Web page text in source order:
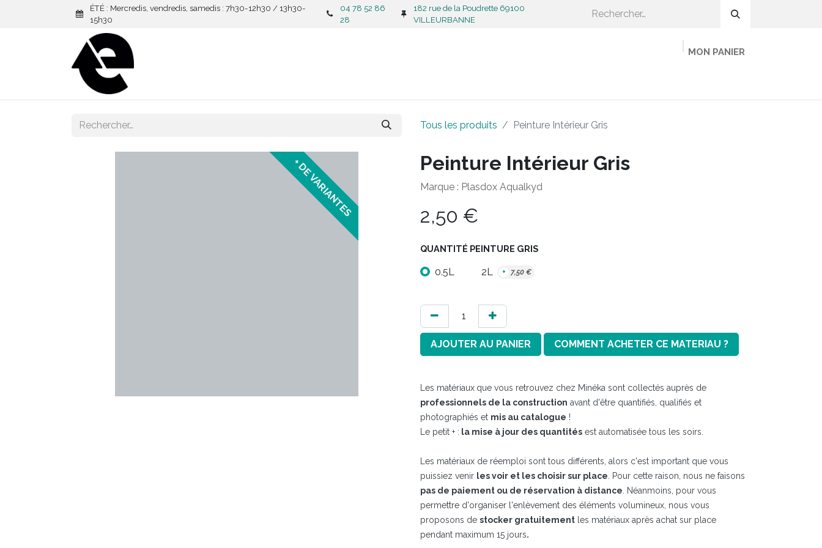
ÉTÉ : Mercredis, vendredis, samedis : 7h30-12h30 / 13h30-
15h30
04 78 52 86
28
182 rue de la Poudrette 69100
VILLEURBANNE
MON PANIER
Tous les produits Peinture Intérieur Gris
+ DE VARIANTES Peinture Intérieur Gris
Marque : Plasdox Aqualkyd
2,50 €
QUANTITÉ PEINTURE GRIS
0.5L 2L + 7,50 €
AJOUTER AU PANIER COMMENT ACHETER CE MATERIAU ?
Les matériaux que vous retrouvez chez Minéka sont collectés auprès de
professionnels de la construction avant d'être quantifiés, qualifiés et
photographiés et mis au catalogue !
Le petit + : la mise à jour des quantités est automatisée tous les soirs.
Les matériaux de réemploi sont tous différents, alors c'est important que vous
puissiez venir les voir et les choisir sur place . Pour cette raison, nous ne faisons
pas de paiement ou de réservation à distance . Néanmoins, pour vous
permettre d'organiser l'enlèvement des éléments volumineux, nous vous
proposons de stocker gratuitement les matériaux après achat sur place
pendant maximum 15 jours​.